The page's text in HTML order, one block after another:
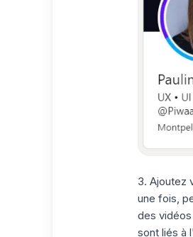
3. Ajoutez
une fois,
des
sont liés à